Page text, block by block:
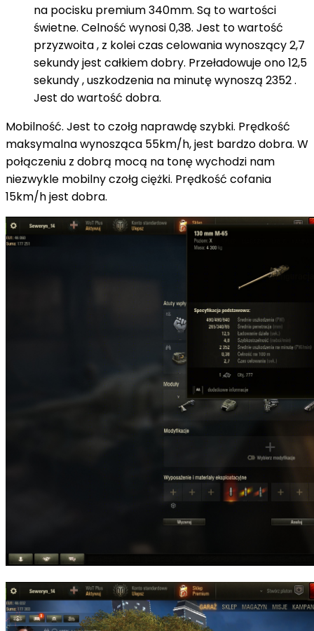
na pocisku premium 340mm. Są to wartości
świetne. Celność wynosi 0,38. Jest to wartość
przyzwoita , z kolei czas celowania wynoszący 2,7
sekundy jest całkiem dobry. Przeładowuje ono 12,5
sekundy , uszkodzenia na minutę wynoszą 2352 .
Jest do wartość dobra.
Mobilność. Jest to czołg naprawdę szybki. Prędkość
maksymalna wynosząca 55km/h, jest bardzo dobra. W
połączeniu z dobrą mocą na tonę wychodzi nam
niezwykle mobilny czołg ciężki. Prędkość cofania
15km/h jest dobra.